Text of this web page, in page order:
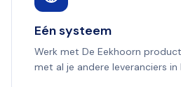
Eén systeem
Werk met De Eekhoorn
met al je andere leveranciers in